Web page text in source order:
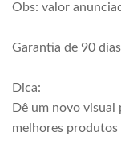
Obs: valor
Garantia de 90
Dica:
Dê um novo visual
melhores produtos